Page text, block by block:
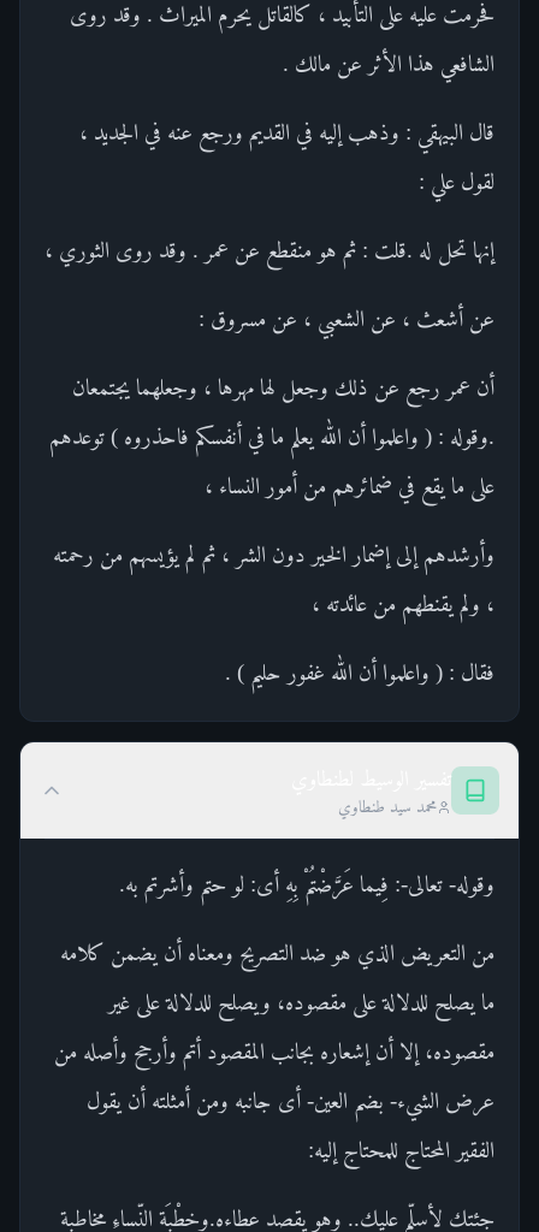
فحرمت عليه على التأبيد ، كالقاتل يحرم الميراث . وقد روى
الشافعي هذا الأثر عن مالك .
قال البيهقي : وذهب إليه في القديم ورجع عنه في الجديد ،
لقول علي :
إنها تحل له .قلت : ثم هو منقطع عن عمر . وقد روى الثوري ،
عن أشعث ، عن الشعبي ، عن مسروق :
أن عمر رجع عن ذلك وجعل لها مهرها ، وجعلهما يجتمعان
.وقوله : ( واعلموا أن الله يعلم ما في أنفسكم فاحذروه ) توعدهم
على ما يقع في ضمائرهم من أمور النساء ،
وأرشدهم إلى إضمار الخير دون الشر ، ثم لم يؤيسهم من رحمته
، ولم يقنطهم من عائدته ،
فقال : ( واعلموا أن الله غفور حليم ) .
محمد سيد طنطاوي
وقوله- تعالى-: فِيما عَرَّضْتُمْ بِهِ أى: لو حتم وأشرتم به.
من التعريض الذي هو ضد التصريح ومعناه أن يضمن كلامه
ما يصلح للدلالة على مقصوده، ويصلح للدلالة على غير
مقصوده، إلا أن إشعاره بجانب المقصود أتم وأرجح وأصله من
عرض الشيء- بضم العين- أى جانبه ومن أمثلته أن يقول
الفقير المحتاج للمحتاج إليه:
جئتك لأسلّم عليك.. وهو يقصد عطاءه.وخِطْبَةِ النِّساءِ مخاطبة